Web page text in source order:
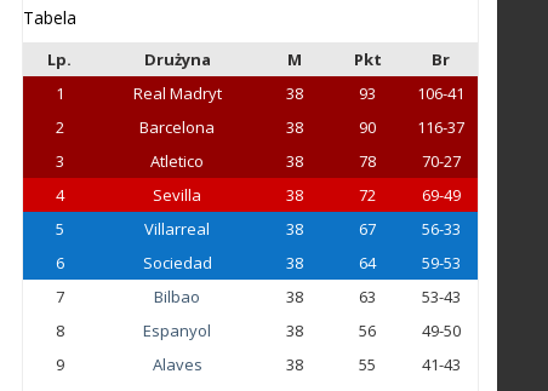
Tabela
Lp. Drużyna M Pkt
Br
1
Real Madryt 38 93
106-41
2
Barcelona 38 90
116-37
3
Atletico 38 78
70-27
4
Sevilla 38 72
69-49
5
Villarreal 38 67
56-33
6
Sociedad 38 64
59-53
7
Bilbao 38 63
53-43
8
Espanyol 38 56
49-50
9
Alaves 38 55
41-43